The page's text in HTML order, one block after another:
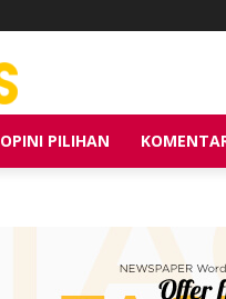
OPINI PILIHAN